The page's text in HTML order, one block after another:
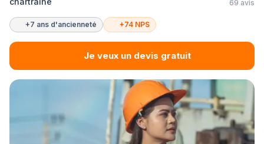
69 avis
+7 ans d'ancienneté +74 NPS
Je veux un devis gratuit